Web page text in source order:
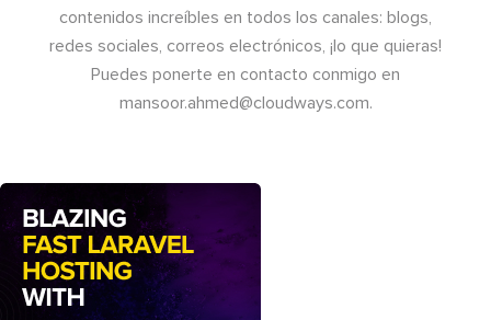
contenidos increíbles en todos los canales: blogs,
redes sociales, correos electrónicos, ¡lo que quieras!
Puedes ponerte en contacto conmigo en
mansoor.ahmed@cloudways.com.